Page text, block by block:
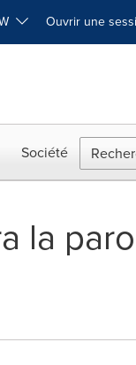
Ouvrir une
Société
la